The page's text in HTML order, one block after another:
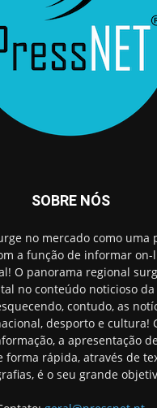
SOBRE NÓS
no mercado como uma
a função de informar on-
O panorama regional
no conteúdo noticioso
contudo, as
desporto e cultura!
a apresentação
forma rápida, através de
é o seu grande